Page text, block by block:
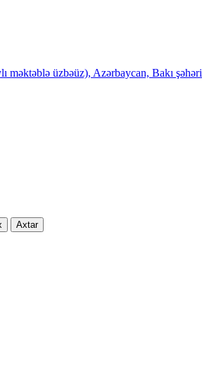
məktəblə üzbəüz), Azərbaycan, Bakı şəhəri
Axtar